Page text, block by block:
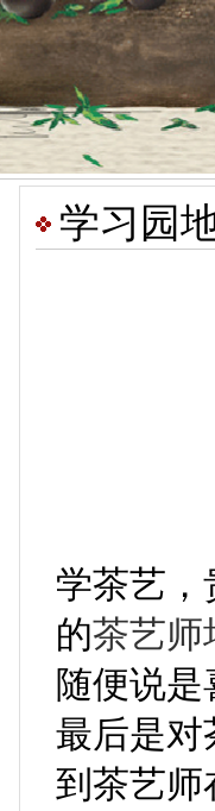
学习园
学茶艺，
的茶艺师
随便说
最后是对
到茶艺师